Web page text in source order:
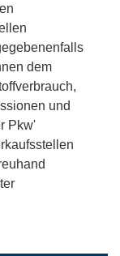
dem
und
Pkw'